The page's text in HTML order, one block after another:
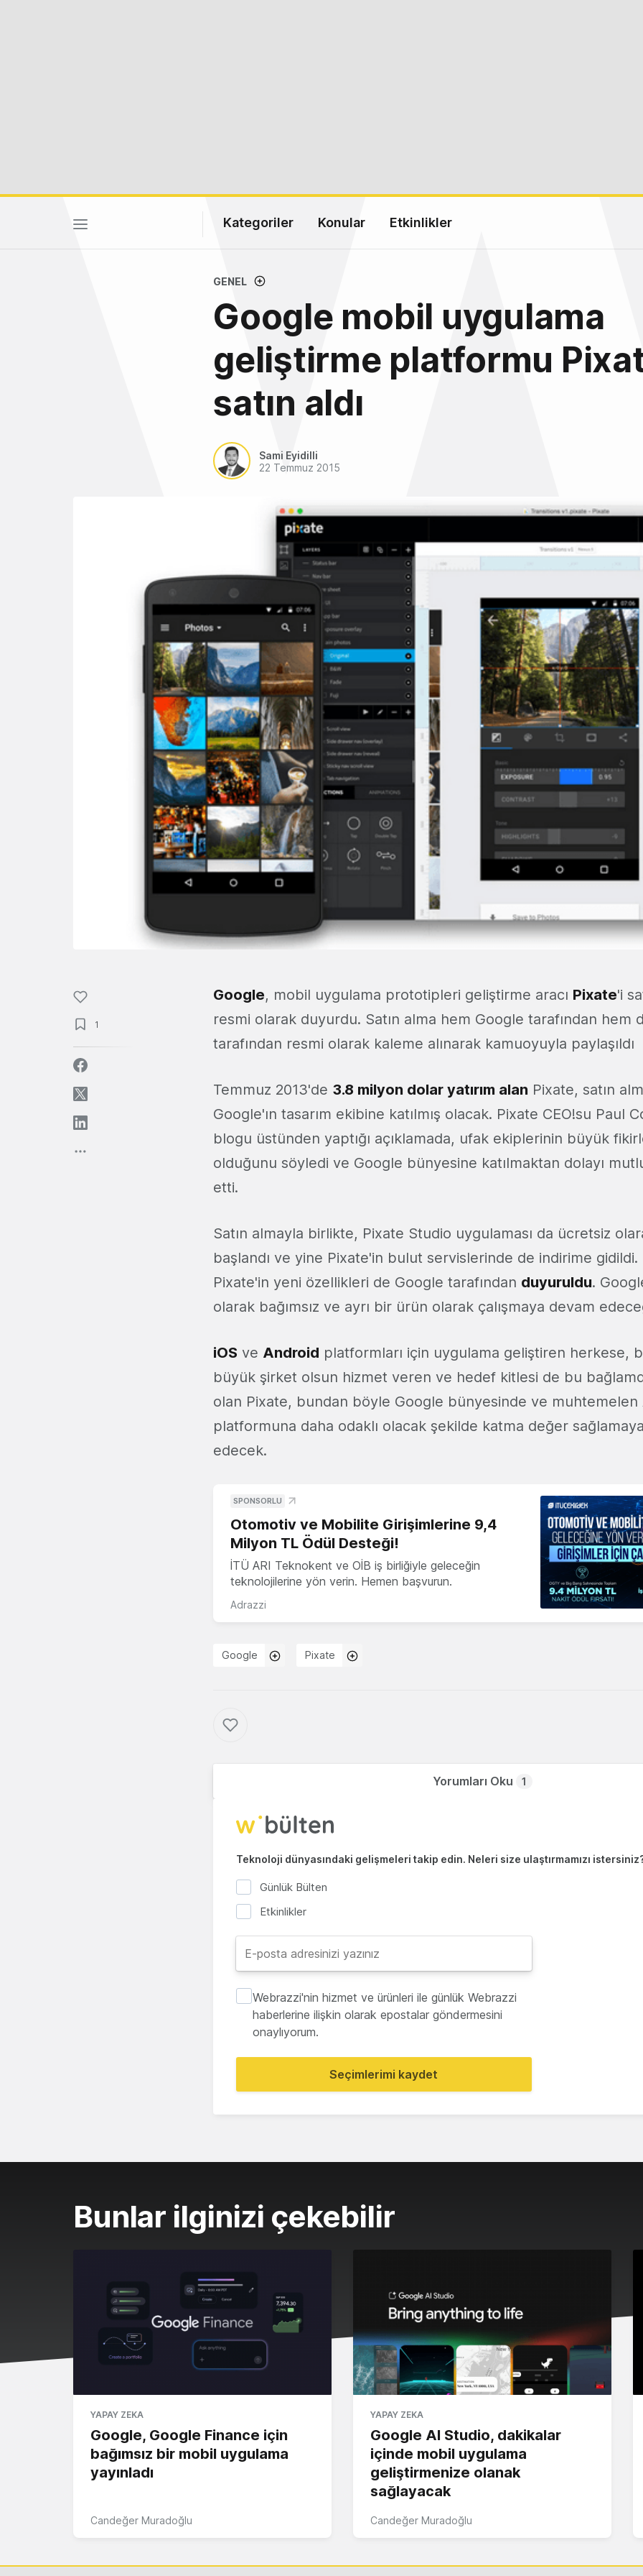
Kategoriler Konular Etkinlikler
GENEL
Google mobil uygulama
geliştirme platformu
satın aldı
Sami Eyidilli
22 Temmuz 2015
1
Google, mobil uygulama prototipleri geliştirme aracı Pixate'i
resmi olarak duyurdu. Satın alma hem Google tarafından hem
tarafından resmi olarak kaleme alınarak kamuoyuyla paylaşıldı
Temmuz 2013'de 3.8 milyon dolar yatırım alan Pixate, satın
Google'ın tasarım ekibine katılmış olacak. Pixate CEO!su Paul
blogu üstünden yaptığı açıklamada, ufak ekiplerinin büyük
olduğunu söyledi ve Google bünyesine katılmaktan dolayı
etti.
Satın almayla birlikte, Pixate Studio uygulaması da ücretsiz
başlandı ve yine Pixate'in bulut servislerinde de indirime gidildi.
Pixate'in yeni özellikleri de Google tarafından duyuruldu.
olarak bağımsız ve ayrı bir ürün olarak çalışmaya devam
iOS ve Android platformları için uygulama geliştiren herkese,
büyük şirket olsun hizmet veren ve hedef kitlesi de bu
olan Pixate, bundan böyle Google bünyesinde ve muhtemelen
platformuna daha odaklı olacak şekilde katma değer
edecek.
SPONSORLU
Otomotiv ve Mobilite Girişimlerine 9,4
Milyon TL Ödül Desteği!
İTÜ ARI Teknokent ve OİB iş birliğiyle geleceğin
teknolojilerine yön verin. Hemen başvurun.
Adrazzi
Google Pixate
Yorumları Oku 1
Teknoloji dünyasındaki gelişmeleri takip edin. Neleri size ulaştırmamızı
Günlük Bülten
Etkinlikler
Webrazzi'nin hizmet ve ürünleri ile günlük Webrazzi
haberlerine ilişkin olarak epostalar göndermesini
onaylıyorum.
Seçimlerimi kaydet
Bunlar ilginizi çekebilir
YAPAY ZEKA
Google, Google Finance için
bağımsız bir mobil uygulama
yayınladı
Candeğer Muradoğlu
YAPAY ZEKA
Google AI Studio, dakikalar
içinde mobil uygulama
geliştirmenize olanak
sağlayacak
Candeğer Muradoğlu